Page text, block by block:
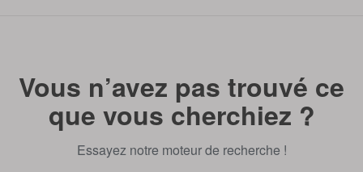
Vous n’avez pas trouvé ce
que vous cherchiez ?
Essayez notre moteur de recherche !